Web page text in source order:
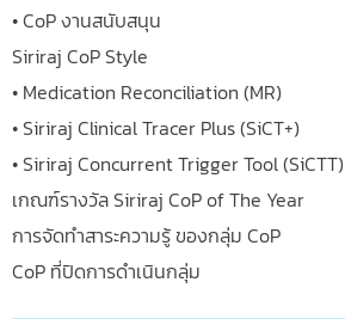
• CoP งานสนับสนุน
Siriraj CoP Style
• Medication Reconciliation (MR)
• Siriraj Clinical Tracer Plus (SiCT+)
• Siriraj Concurrent Trigger Tool (SiCTT)
เกณฑ์รางวัล Siriraj CoP of The Year
การจัดทำสาระความรู้ ของกลุ่ม CoP
CoP ที่ปิดการดำเนินกลุ่ม